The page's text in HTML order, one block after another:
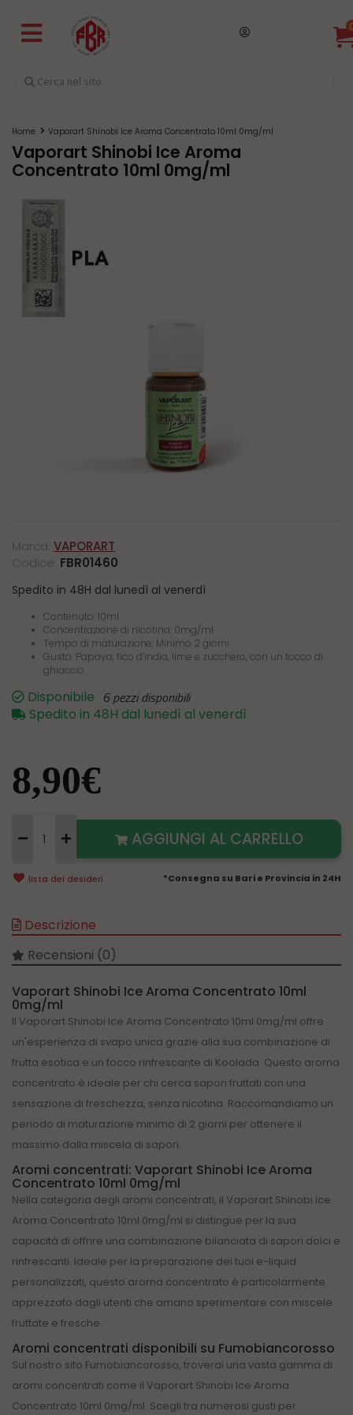
Home Vaporart Shinobi Ice Aroma Concentrato 10ml 0mg/ml
Vaporart Shinobi Ice Aroma
Concentrato 10ml 0mg/ml
Marca: VAPORART
Codice: FBR01460
Spedito in 48H dal lunedì al venerdì
Contenuto: 10ml
Concentrazione di nicotina: 0mg/ml
Tempo di maturazione: Minimo 2 giorni
Gusto: Papaya, fico d’india, lime e zucchero, con un tocco di
ghiaccio
Disponibile 6 pezzi disponibili
Spedito in 48H dal lunedì al venerdì
8,90€
AGGIUNGI AL CARRELLO
lista dei desideri *Consegna su Bari e Provincia in 24H
Descrizione
Recensioni (0)
Vaporart Shinobi Ice Aroma Concentrato 10ml
0mg/ml
Il Vaporart Shinobi Ice Aroma Concentrato 10ml 0mg/ml offre
un'esperienza di svapo unica grazie alla sua combinazione di
frutta esotica e un tocco rinfrescante di Koolada. Questo aroma
concentrato è ideale per chi cerca sapori fruttati con una
sensazione di freschezza, senza nicotina. Raccomandiamo un
periodo di maturazione minimo di 2 giorni per ottenere il
massimo dalla miscela di sapori.
Aromi concentrati: Vaporart Shinobi Ice Aroma
Concentrato 10ml 0mg/ml
Nella categoria degli aromi concentrati, il Vaporart Shinobi Ice
Aroma Concentrato 10ml 0mg/ml si distingue per la sua
capacità di offrire una combinazione bilanciata di sapori dolci e
rinfrescanti. Ideale per la preparazione dei tuoi e-liquid
personalizzati, questo aroma concentrato è particolarmente
apprezzato dagli utenti che amano sperimentare con miscele
fruttate e fresche.
Aromi concentrati disponibili su Fumobiancorosso
Sul nostro sito Fumobiancorosso, troverai una vasta gamma di
aromi concentrati come il Vaporart Shinobi Ice Aroma
Concentrato 10ml 0mg/ml. Scegli tra numerosi gusti per